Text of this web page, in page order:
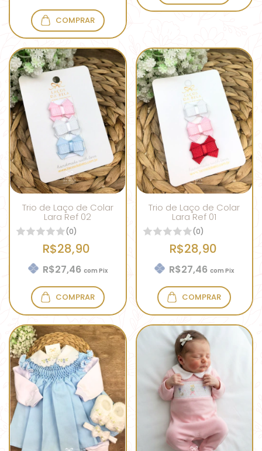
COMPRAR
Trio de Laço de Colar
Lara Ref 02
(0)
R$28,90
R$27,46 com Pix
COMPRAR
Trio de Laço de Colar
Lara Ref 01
(0)
R$28,90
R$27,46com Pix
COMPRAR